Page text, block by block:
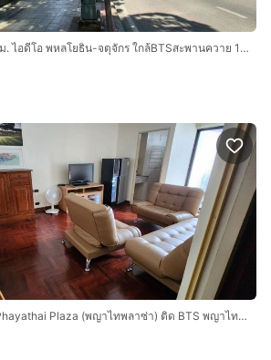
คอนโดมิเนียม 35.14 ตร.ม. ไอดีโอ พหลโยธิน-จตุจักร ใกล้BTSสะพานควาย 150เมตร ถนนพหลโยธิน เขตพญาไท กรุงเทพมหานคร
ให้เช่า คอนโดห้องใหญ่ Phayathai Plaza (พญาไทพลาซ่า) ติด BTS พญาไท พร้อมส่วนลด